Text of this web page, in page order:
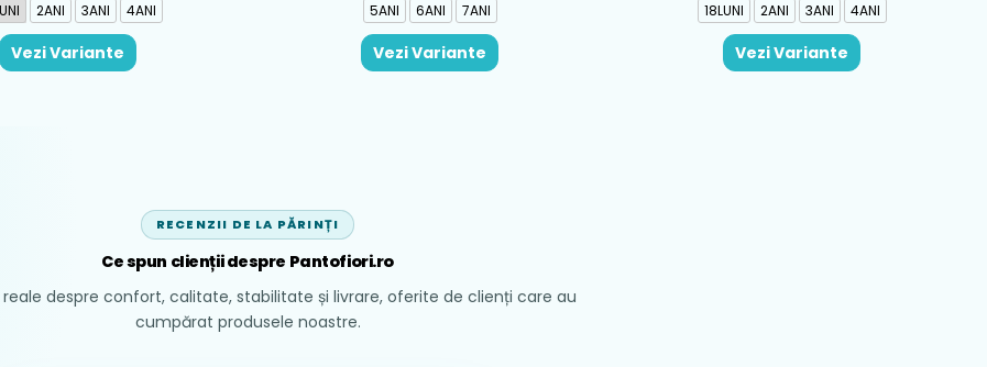
2ANI 3ANI 4ANI
Vezi Variante
5ANI 6ANI 7ANI
Vezi Variante
18LUNI 2ANI 3ANI 4ANI
Vezi Variante
RECENZII DE LA PĂRINȚI
Ce spun clienții despre Pantofiori.ro
reale despre confort, calitate, stabilitate și livrare, oferite de clienți care au
cumpărat produsele noastre.